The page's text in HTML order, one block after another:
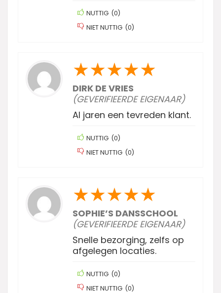
NUTTIG (0)
NIET NUTTIG (0)
★★★★★
DIRK DE VRIES
(GEVERIFIEERDE EIGENAAR)
Al jaren een tevreden klant.
NUTTIG (0)
NIET NUTTIG (0)
★★★★★
SOPHIE’S DANSSCHOOL
(GEVERIFIEERDE EIGENAAR)
Snelle bezorging, zelfs op
afgelegen locaties.
NUTTIG (0)
NIET NUTTIG (0)